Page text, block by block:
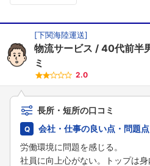
[下関海陸運送]
物流サービス 40代前半
ミ
2.0
長所・短所の口コミ
会社・仕事の良い点・問題
労働環境に問題を感じる。
社員に向上心がない。トップは